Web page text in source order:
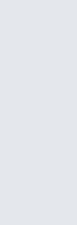
sikrer vi dig en